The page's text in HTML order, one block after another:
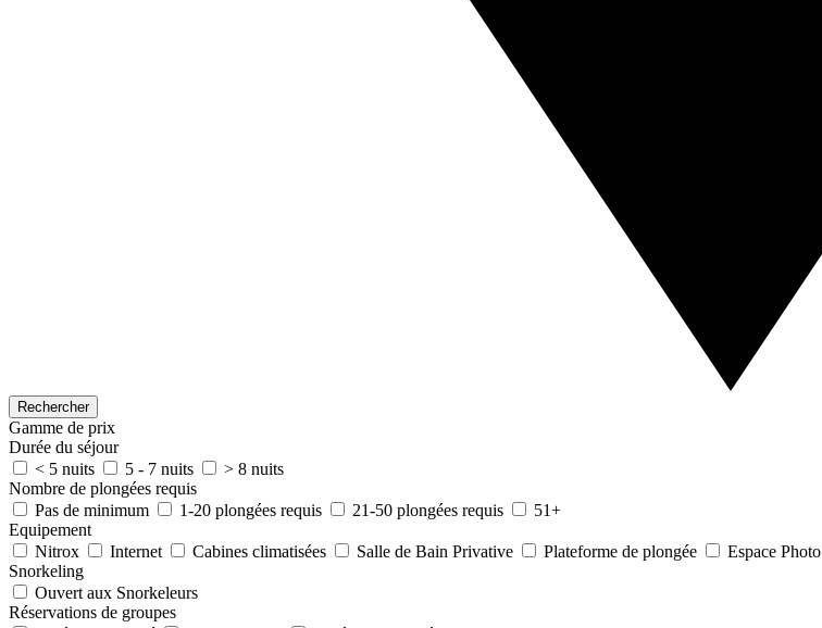
Rechercher
Gamme de prix
Durée du séjour
< 5 nuits
5 - 7 nuits
> 8 nuits
Nombre de plongées requis
Pas de minimum
1-20 plongées requis 21-50 plongées requis
51+
Equipement
Nitrox
Internet Cabines climatisées Salle de Bain Privative Plateforme de plongée
Espace Photo
Snorkeling
Ouvert aux Snorkeleurs
Réservations de groupes